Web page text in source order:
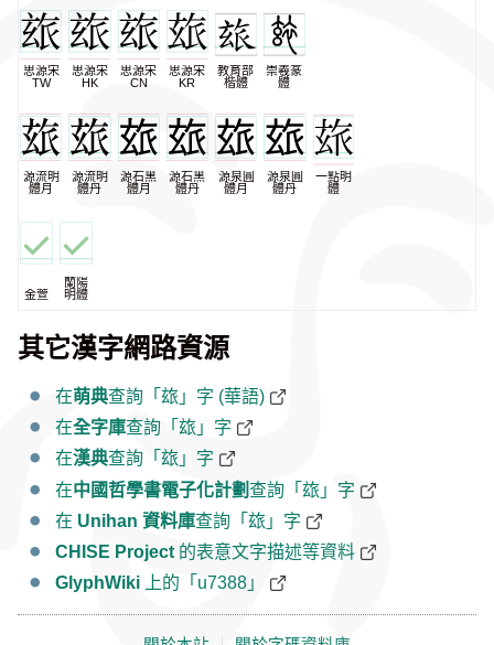
思源宋
TW
思源宋
HK
思源宋
CN
思源宋
KR
教育部
楷體
崇羲篆
體
源流明
體月
源流明
體丹
源石黑
體月
源石黑
體丹
源泉圓
體月
源泉圓
體丹
一點明
體
金萱
蘭陽
明體
其它漢字網路資源
在萌典查詢「玈」字 (華語)
在全字庫查詢「玈」字
在漢典查詢「玈」字
在中國哲學書電子化計劃查詢「玈」字
在 Unihan 資料庫查詢「玈」字
CHISE Project 的表意文字描述等資料
GlyphWiki 上的「u7388」